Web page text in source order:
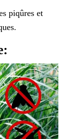
piqûres et